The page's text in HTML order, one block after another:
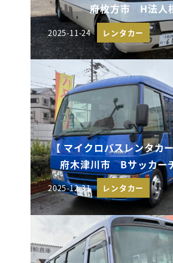
府枚方市 H法人
投稿日
2025-11-24 レンタカー
【 マイクロバスレンタカ
府木津川市 Bサッカー
投稿日
2025-12-31 レンタカー